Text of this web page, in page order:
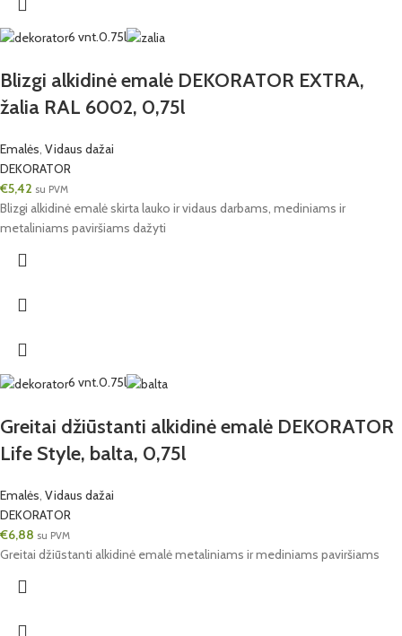
6 vnt.0.75l
Blizgi alkidinė emalė DEKORATOR EXTRA,
žalia RAL 6002, 0,75l
Emalės, Vidaus dažai
DEKORATOR
€5,42 su PVM
Blizgi alkidinė emalė skirta lauko ir vidaus darbams, mediniams ir
metaliniams paviršiams dažyti
6 vnt.0.75l
Greitai džiūstanti alkidinė emalė DEKORATOR
Life Style, balta, 0,75l
Emalės, Vidaus dažai
DEKORATOR
€6,88 su PVM
Greitai džiūstanti alkidinė emalė metaliniams ir mediniams paviršiams